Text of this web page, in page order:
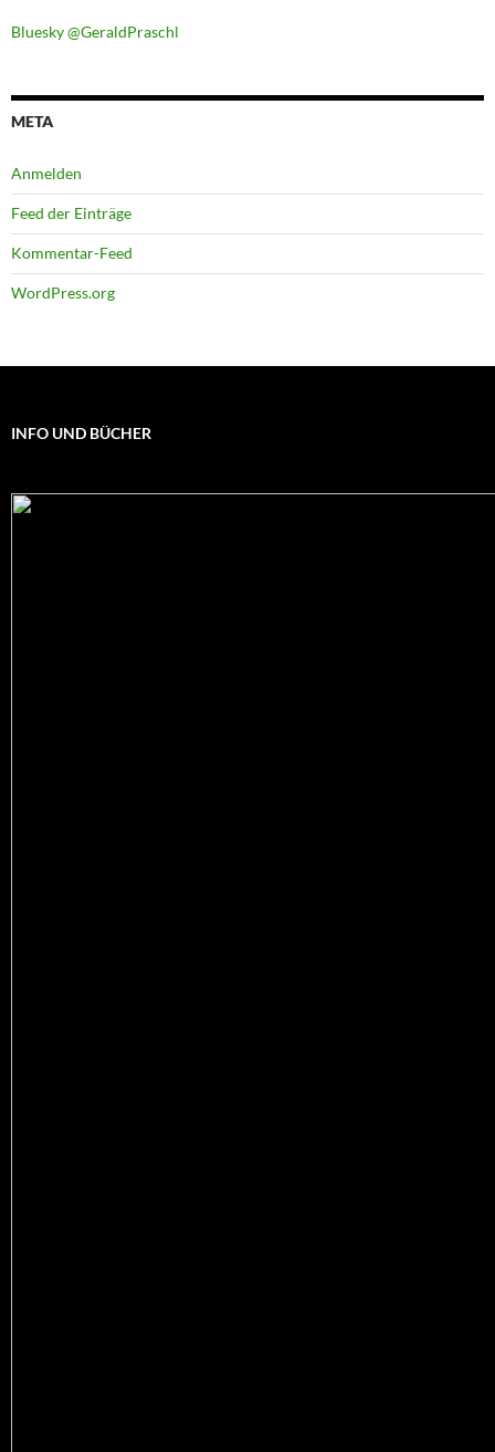
Bluesky @GeraldPraschl
META
Anmelden
Feed der Einträge
Kommentar-Feed
WordPress.org
INFO UND BÜCHER